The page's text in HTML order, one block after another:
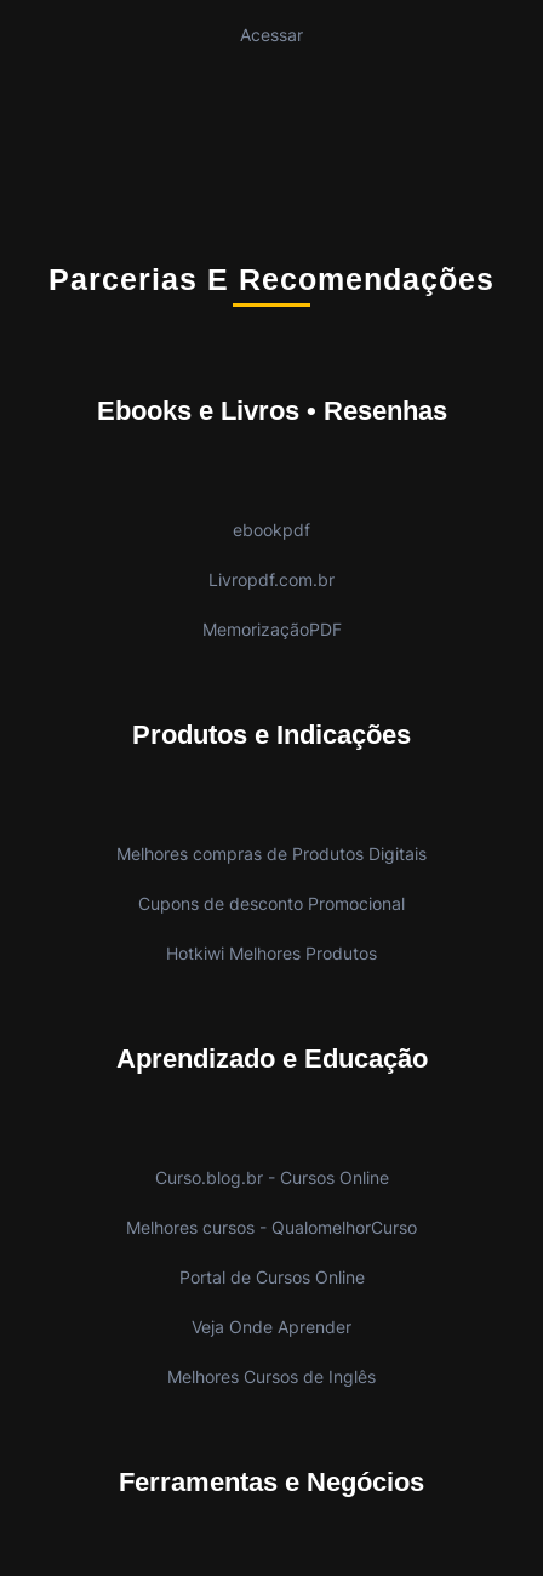
Acessar
Parcerias E Recomendações
Ebooks e Livros • Resenhas
ebookpdf
Livropdf.com.br
MemorizaçãoPDF
Produtos e Indicações
Melhores compras de Produtos Digitais
Cupons de desconto Promocional
Hotkiwi Melhores Produtos
Aprendizado e Educação
Curso.blog.br - Cursos Online
Melhores cursos - QualomelhorCurso
Portal de Cursos Online
Veja Onde Aprender
Melhores Cursos de Inglês
Ferramentas e Negócios